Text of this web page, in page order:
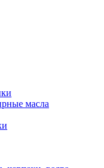
масла